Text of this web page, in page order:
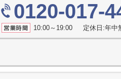
0120-017-
10:00～19:00 定休日:年中